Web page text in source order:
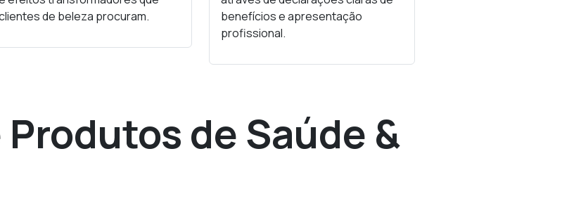
de beleza procuram.
benefícios e apresentação
profissional.
de Saúde &